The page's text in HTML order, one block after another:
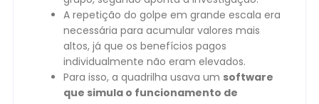
A repetição do golpe em grande escala era
necessária para acumular valores mais
altos, já que os benefícios pagos
individualmente não eram elevados.
Para isso, a quadrilha usava um software
que simula o funcionamento de